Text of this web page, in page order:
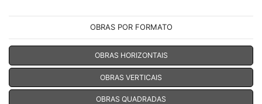
OBRAS POR FORMATO
OBRAS HORIZONTAIS
OBRAS VERTICAIS
OBRAS QUADRADAS